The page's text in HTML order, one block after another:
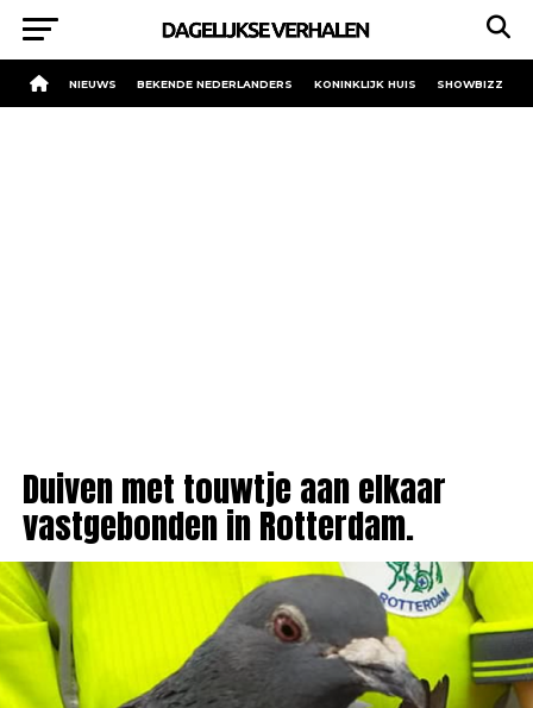
NIEUWS BEKENDE NEDERLANDERS KONINKLIJK HUIS SHOWBIZZ
Duiven met touwtje aan elkaar
vastgebonden in Rotterdam.